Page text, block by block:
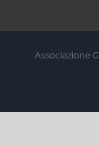
Associazione